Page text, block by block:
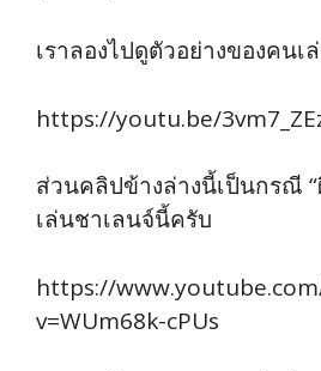
เราลองไปดูตัวอย่างของคน
https://youtu.be/
ส่วนคลิปข้างล่างนี้เป็นกรณี
เล่นชาเลนจ์นี้ครับ
https://
v=WUm68k-cPUs